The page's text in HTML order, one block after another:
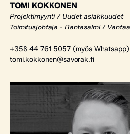
TOMI KOKKONEN
Projektimyynti / Uudet asiakkuudet
Toimitusjohtaja - Rantasalmi / Vantaa
+358 44 761 5057 (myös Whatsapp)
tomi.kokkonen@savorak.fi